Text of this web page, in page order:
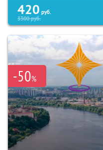
420 руб.
3300руб.
-50%